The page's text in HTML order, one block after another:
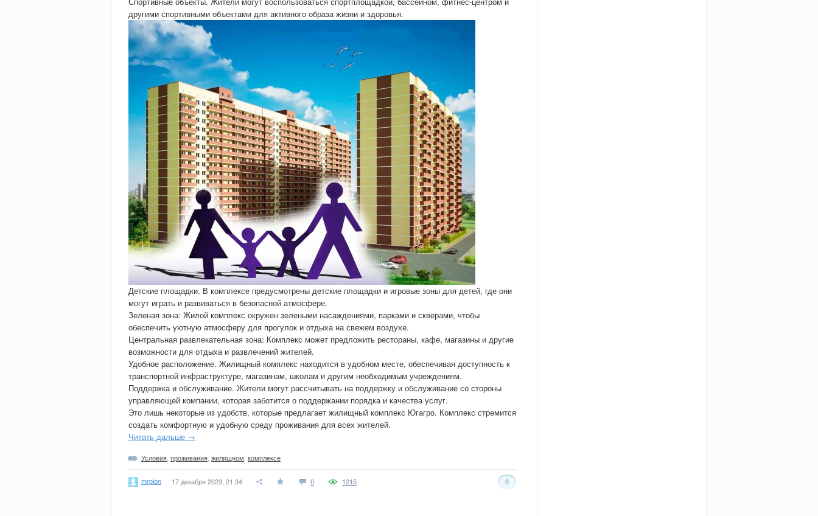
другими спортивными объектами для активного образа жизни и здоровья.
Детские площадки. В комплексе предусмотрены детские площадки и игровые зоны для детей, где они
могут играть и развиваться в безопасной атмосфере.
Зеленая зона: Жилой комплекс окружен зелеными насаждениями, парками и скверами, чтобы
обеспечить уютную атмосферу для прогулок и отдыха на свежем воздухе.
Центральная развлекательная зона: Комплекс может предложить рестораны, кафе, магазины и другие
возможности для отдыха и развлечений жителей.
Удобное расположение. Жилищный комплекс находится в удобном месте, обеспечивая доступность к
транспортной инфраструктуре, магазинам, школам и другим необходимым учреждениям.
Поддержка и обслуживание. Жители могут рассчитывать на поддержку и обслуживание со стороны
управляющей компании, которая заботится о поддержании порядка и качества услуг.
Это лишь некоторые из удобств, которые предлагает жилищный комплекс Югагро. Комплекс стремится
создать комфортную и удобную среду проживания для всех жителей.
Читать дальше →
Условия проживания жилищном комплексе
mrpion 17 декабря 2023, 21:34 0 0
1215